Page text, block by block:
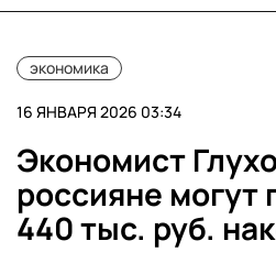
экономика
16 ЯНВАРЯ 2026 03:34
Экономист
россияне могут
440 тыс. руб.